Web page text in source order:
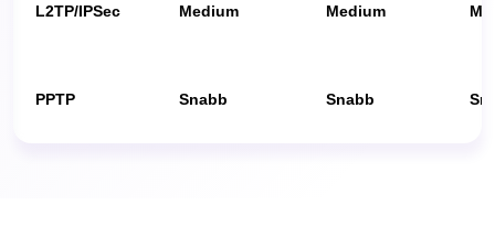
L2TP/IPSec Medium Medium
PPTP Snabb Snabb